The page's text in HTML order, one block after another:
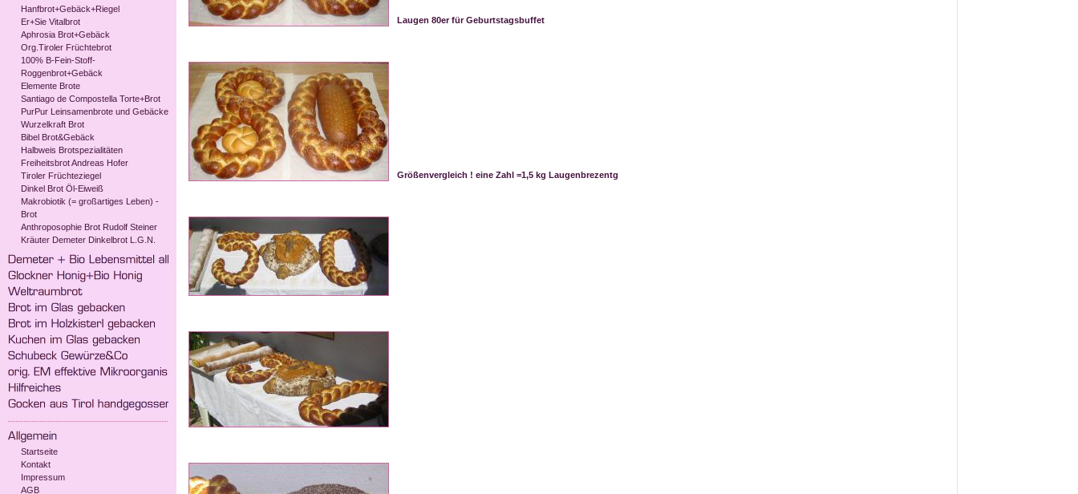
Hanfbrot+Gebäck+Riegel
Er+Sie Vitalbrot
Aphrosia Brot+Gebäck
Org.Tiroler Früchtebrot
100% B-Fein-Stoff-
Roggenbrot+Gebäck
Elemente Brote
Santiago de Compostella Torte+Brot
PurPur Leinsamenbrote und Gebäcke
Wurzelkraft Brot
Bibel Brot&Gebäck
Halbweis Brotspezialitäten
Freiheitsbrot Andreas Hofer
Tiroler Früchteziegel
Dinkel Brot Öl-Eiweiß
Makrobiotik (= großartiges Leben) -
Brot
Anthroposophie Brot Rudolf Steiner
Kräuter Demeter Dinkelbrot L.G.N.
Startseite
Kontakt
Impressum
AGB
Laugen 80er für Geburtstagsbuffet
Größenvergleich ! eine Zahl =1,5 kg Laugenbrezentg